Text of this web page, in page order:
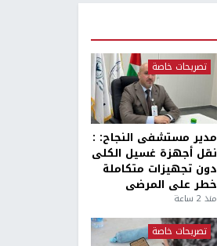
تصريحات خاصة
مدير مستشفى النجاح: :
نقل أجهزة غسيل الكلى
دون تجهيزات متكاملة
خطر على المرضى
منذ 2 ساعة
تصريحات خاصة